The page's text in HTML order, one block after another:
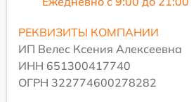
РЕКВИЗИТЫ КОМПАНИИ
ИП Велес Ксения Алексеевна
ИНН 651300417740
ОГРН 322774600278282